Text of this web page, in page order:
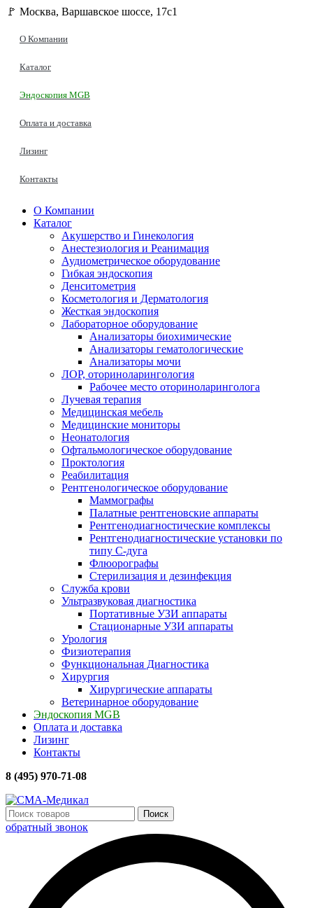
🚩 Москва, Варшавское шоссе, 17с1
О Компании
Каталог
Эндоскопия MGB
Оплата и доставка
Лизинг
Контакты
О Компании
Каталог
Акушерство и Гинекология
Анестезиология и Реанимация
Аудиометрическое оборудование
Гибкая эндоскопия
Денситометрия
Косметология и Дерматология
Жесткая эндоскопия
Лабораторное оборудование
Анализаторы биохимические
Анализаторы гематологические
Анализаторы мочи
ЛОР, оториноларингология
Рабочее место оториноларинголога
Лучевая терапия
Медицинская мебель
Медицинские мониторы
Неонатология
Офтальмологическое оборудование
Проктология
Реабилитация
Рентгенологическое оборудование
Маммографы
Палатные рентгеновские аппараты
Рентгенодиагностические комплексы
Рентгенодиагностические установки по
типу С-дуга
Флюорографы
Стерилизация и дезинфекция
Служба крови
Ультразвуковая диагностика
Портативные УЗИ аппараты
Стационарные УЗИ аппараты
Урология
Физиотерапия
Функциональная Диагностика
Хирургия
Хирургические аппараты
Ветеринарное оборудование
Эндоскопия MGB
Оплата и доставка
Лизинг
Контакты
8 (495) 970-71-08
Поиск
обратный звонок